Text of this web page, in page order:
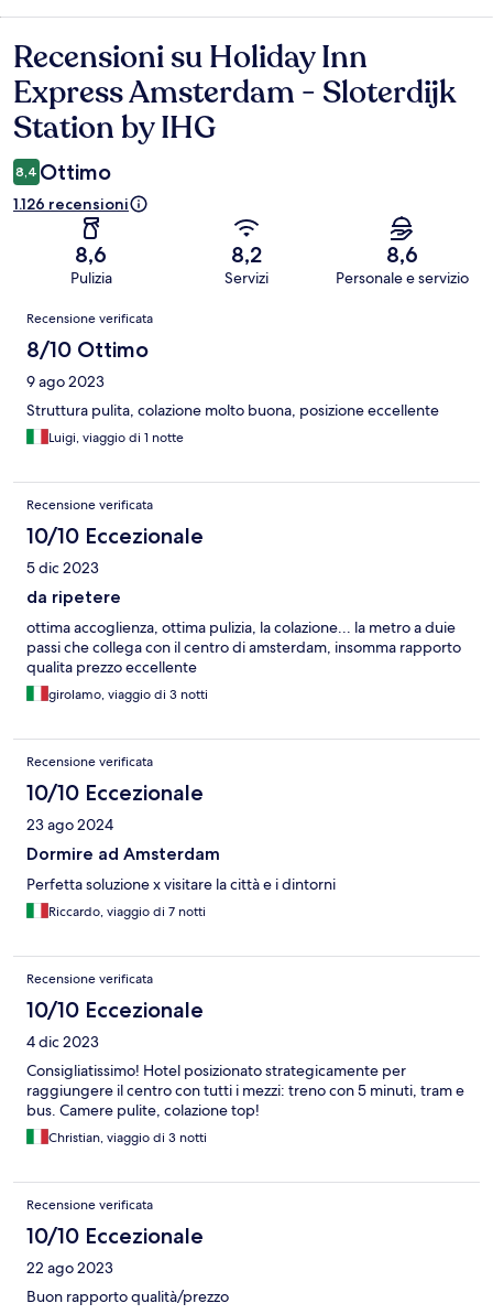
Recensioni
Recensioni su Holiday Inn
Express Amsterdam - Sloterdijk
Station by IHG
8,4 Ottimo
1.126 recensioni
8,6
Pulizia
8,2
Servizi
8,6
Personale e servizio
Recensioni
Recensione verificata
8/10 Ottimo
9 ago 2023
Struttura pulita, colazione molto buona, posizione eccellente
Luigi, viaggio di 1 notte
Recensione verificata
10/10 Eccezionale
5 dic 2023
da ripetere
ottima accoglienza, ottima pulizia, la colazione... la metro a duie
passi che collega con il centro di amsterdam, insomma rapporto
qualita prezzo eccellente
girolamo, viaggio di 3 notti
Recensione verificata
10/10 Eccezionale
23 ago 2024
Dormire ad Amsterdam
Perfetta soluzione x visitare la città e i dintorni
Riccardo, viaggio di 7 notti
Recensione verificata
10/10 Eccezionale
4 dic 2023
Consigliatissimo! Hotel posizionato strategicamente per
raggiungere il centro con tutti i mezzi: treno con 5 minuti, tram e
bus. Camere pulite, colazione top!
Christian, viaggio di 3 notti
Recensione verificata
10/10 Eccezionale
22 ago 2023
Buon rapporto qualità/prezzo